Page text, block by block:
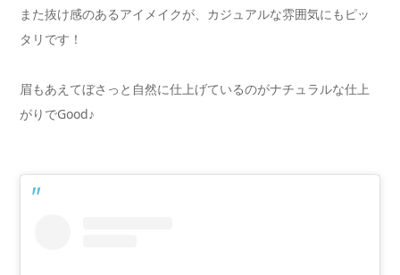
また抜け感のあるアイメイクが、カジュアルな雰囲気にもピッ
タリです！
眉もあえてぼさっと自然に仕上げているのがナチュラルな仕上
がりでGood♪